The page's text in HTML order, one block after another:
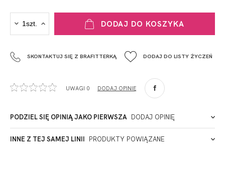
Fashiontex Group Sp.z o.o. Spółka komandytowa
+48 42 719 43 15
90-057
Polska
ADRES PUNKTU KONTAKTOWEGO
DODAJ DO KOSZYKA
SKONTAKTUJ SIĘ Z BRAFITTERKĄ DODAJ DO LISTY ŻYCZEŃ
UWAGI 0 DODAJ OPINIĘ
PODZIEL SIĘ OPINIĄ JAKO PIERWSZA DODAJ OPINIĘ
Miałeś już kontakt z naszym produktem? Zostaw opinię
INNE Z TEJ SAMEJ LINII PRODUKTY POWIĄZANE